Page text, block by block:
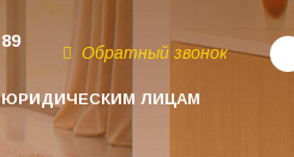
ЮРИДИЧЕСКИМ ЛИЦАМ
Обратный звонок